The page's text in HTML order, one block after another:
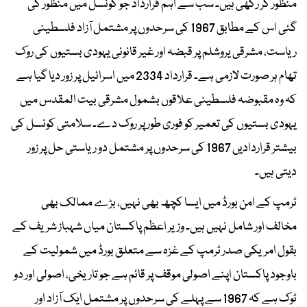
منظور کر رکھی ہیں۔ سب سے اہم قرارداد جو کونسل میں منظور کی
گئی اس کے مطابق 1967 کی سرحدوں پر مشتمل آزاد فلسطینی
ریاست، مشرقی یروشلم پر قبضہ اور غیر قانونی یہودی بستیوں کی روک
تھام ہر صورت لازمی ہے۔ قرارداد 2334 میں اسرائیل پر زور دیا گیا ہے
کہ وہ مقبوضہ فلسطینی علاقوں بشمول مشرقی بیت المقدس میں
یہودی بستیوں کی تعمیر کو فوری طور پر روک دے۔ سلامتی کونسل کی
بیشتر قراردادیں 1967 کی سرحدوں پر مشتمل دو ریاستی حل پر زور
دیتی ہیں۔
ٹرمپ کے امن بورڈ میں ایسا کچھ بھی نہیں، بڑے ممالک بھی
مخالف اور شامل نہیں ہیں۔ وزیر اعظم پاکستان میاں شہباز شریف کے
بقول امریکی صدر ٹرمپ کے غزہ سے متعلق بورڈ میں شمولیت کے
باوجود پاکستان اپنے اصولی موقف پر قائم ہے جو تاریخی، اصولی اور دو
ٹوک ہے کہ 1967 سے پہلے کی سرحدوں پر مشتمل ایک آزاد اور